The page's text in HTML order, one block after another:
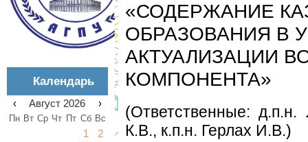
Календарь
‹ Август 2026 ›
Пн Вт Ср Чт Пт Сб Вс
1
2
«СОДЕРЖАНИЕ
ОБРАЗОВАНИЯ В
АКТУАЛИЗАЦИИ
КОМПОНЕНТА»
(Ответственные:
К.В., к.п.н. Герлах И.В.)